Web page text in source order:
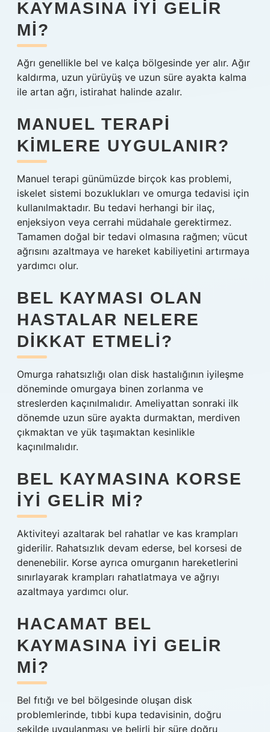
KAYMASINA IYI GELIR
MI?
Ağrı genellikle bel ve kalça bölgesinde yer alır. Ağır
kaldırma, uzun yürüyüş ve uzun süre ayakta kalma
ile artan ağrı, istirahat halinde azalır.
MANUEL TERAPI
KIMLERE UYGULANIR?
Manuel terapi günümüzde birçok kas problemi,
iskelet sistemi bozuklukları ve omurga tedavisi için
kullanılmaktadır. Bu tedavi herhangi bir ilaç,
enjeksiyon veya cerrahi müdahale gerektirmez.
Tamamen doğal bir tedavi olmasına rağmen; vücut
ağrısını azaltmaya ve hareket kabiliyetini artırmaya
yardımcı olur.
BEL KAYMASI OLAN
HASTALAR NELERE
DIKKAT ETMELI?
Omurga rahatsızlığı olan disk hastalığının iyileşme
döneminde omurgaya binen zorlanma ve
streslerden kaçınılmalıdır. Ameliyattan sonraki ilk
dönemde uzun süre ayakta durmaktan, merdiven
çıkmaktan ve yük taşımaktan kesinlikle
kaçınılmalıdır.
BEL KAYMASINA KORSE
IYI GELIR MI?
Aktiviteyi azaltarak bel rahatlar ve kas krampları
giderilir. Rahatsızlık devam ederse, bel korsesi de
denenebilir. Korse ayrıca omurganın hareketlerini
sınırlayarak krampları rahatlatmaya ve ağrıyı
azaltmaya yardımcı olur.
HACAMAT BEL
KAYMASINA IYI GELIR
MI?
Bel fıtığı ve bel bölgesinde oluşan disk
problemlerinde, tıbbi kupa tedavisinin, doğru
şekilde uygulanması ve belirli bir süre doğru